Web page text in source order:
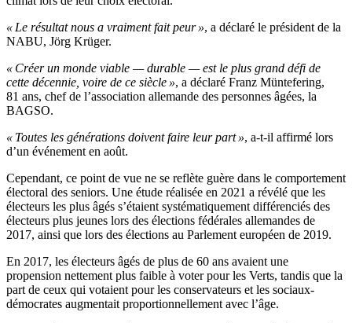
« Le résultat nous a vraiment fait peur », a déclaré le président de la
NABU, Jörg Krüger.
« Créer un monde viable — durable — est le plus grand défi de
cette décennie, voire de ce siècle », a déclaré Franz Müntefering,
81 ans, chef de l’association allemande des personnes âgées, la
BAGSO.
« Toutes les générations doivent faire leur part », a-t-il affirmé lors
d’un événement en août.
Cependant, ce point de vue ne se reflète guère dans le comportement
électoral des seniors. Une étude réalisée en 2021 a révélé que les
électeurs les plus âgés s’étaient systématiquement différenciés des
électeurs plus jeunes lors des élections fédérales allemandes de
2017, ainsi que lors des élections au Parlement européen de 2019.
En 2017, les électeurs âgés de plus de 60 ans avaient une
propension nettement plus faible à voter pour les Verts, tandis que la
part de ceux qui votaient pour les conservateurs et les sociaux-
démocrates augmentait proportionnellement avec l’âge.